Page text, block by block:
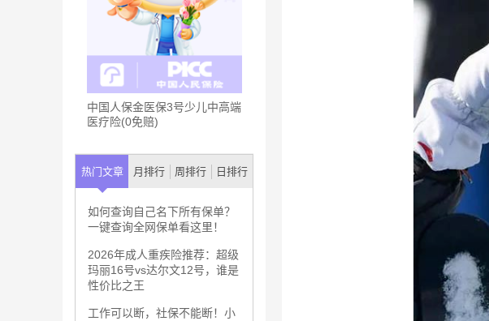
中国人保金医保3号少儿中高端
医疗险(0免赔)
热门文章 月排行 周排行 日排行
如何查询自己名下所有保单？
一键查询全网保单看这里！
2026年成人重疾险推荐：超级
玛丽16号vs达尔文12号，谁是
性价比之王
工作可以断，社保不能断！小